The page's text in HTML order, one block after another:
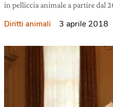
in pelliccia animale a partire dal
Diritti animali 3 aprile 2018